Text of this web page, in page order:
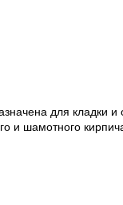
для кладки и
и шамотного